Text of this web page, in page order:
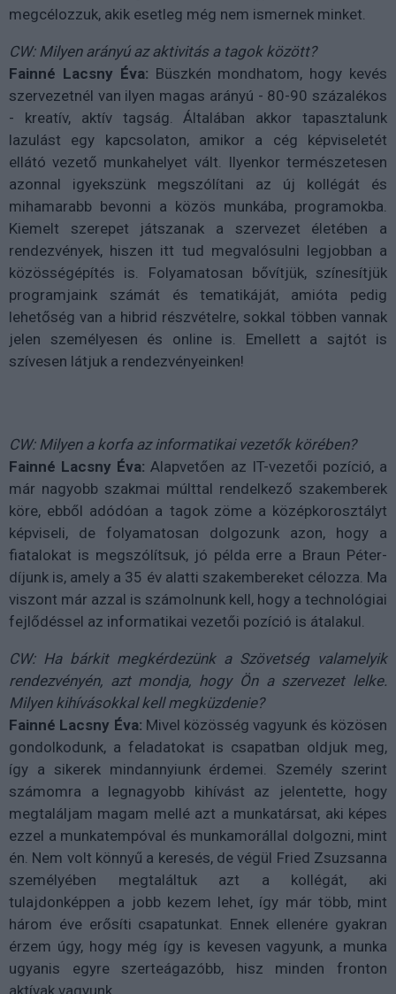
megcélozzuk, akik esetleg még nem ismernek minket.
CW: Milyen arányú az aktivitás a tagok között?
Fainné Lacsny Éva: Büszkén mondhatom, hogy kevés
szervezetnél van ilyen magas arányú - 80-90 százalékos
- kreatív, aktív tagság. Általában akkor tapasztalunk
lazulást egy kapcsolaton, amikor a cég képviseletét
ellátó vezető munkahelyet vált. Ilyenkor természetesen
azonnal igyekszünk megszólítani az új kollégát és
mihamarabb bevonni a közös munkába, programokba.
Kiemelt szerepet játszanak a szervezet életében a
rendezvények, hiszen itt tud megvalósulni legjobban a
közösségépítés is. Folyamatosan bővítjük, színesítjük
programjaink számát és tematikáját, amióta pedig
lehetőség van a hibrid részvételre, sokkal többen vannak
jelen személyesen és online is. Emellett a sajtót is
szívesen látjuk a rendezvényeinken!
CW: Milyen a korfa az informatikai vezetők körében?
Fainné Lacsny Éva: Alapvetően az IT-vezetői pozíció, a
már nagyobb szakmai múlttal rendelkező szakemberek
köre, ebből adódóan a tagok zöme a középkorosztályt
képviseli, de folyamatosan dolgozunk azon, hogy a
fiatalokat is megszólítsuk, jó példa erre a Braun Péter-
díjunk is, amely a 35 év alatti szakembereket célozza. Ma
viszont már azzal is számolnunk kell, hogy a technológiai
fejlődéssel az informatikai vezetői pozíció is átalakul.
CW: Ha bárkit megkérdezünk a Szövetség valamelyik
rendezvényén, azt mondja, hogy Ön a szervezet lelke.
Milyen kihívásokkal kell megküzdenie?
Fainné Lacsny Éva: Mivel közösség vagyunk és közösen
gondolkodunk, a feladatokat is csapatban oldjuk meg,
így a sikerek mindannyiunk érdemei. Személy szerint
számomra a legnagyobb kihívást az jelentette, hogy
megtaláljam magam mellé azt a munkatársat, aki képes
ezzel a munkatempóval és munkamorállal dolgozni, mint
én. Nem volt könnyű a keresés, de végül Fried Zsuzsanna
személyében megtaláltuk azt a kollégát, aki
tulajdonképpen a jobb kezem lehet, így már több, mint
három éve erősíti csapatunkat. Ennek ellenére gyakran
érzem úgy, hogy még így is kevesen vagyunk, a munka
ugyanis egyre szerteágazóbb, hisz minden fronton
aktívak vagyunk.